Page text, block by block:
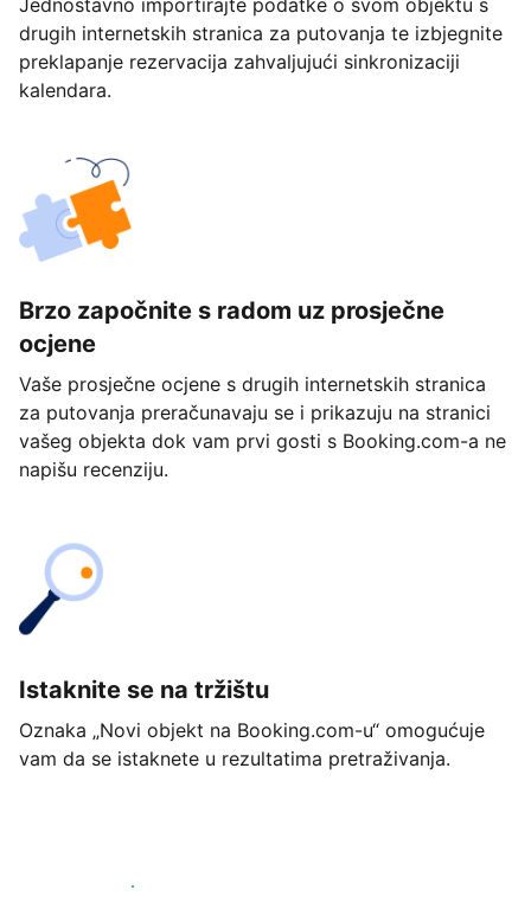
Jednostavno importirajte podatke o svom objektu s
drugih internetskih stranica za putovanja te izbjegnite
preklapanje rezervacija zahvaljujući sinkronizaciji
kalendara.
Brzo započnite s radom uz prosječne
ocjene
Vaše prosječne ocjene s drugih internetskih stranica
za putovanja preračunavaju se i prikazuju na stranici
vašeg objekta dok vam prvi gosti s Booking.com-a ne
napišu recenziju.
Istaknite se na tržištu
Oznaka „Novi objekt na Booking.com-u“ omogućuje
vam da se istaknete u rezultatima pretraživanja.
Započnite već danas